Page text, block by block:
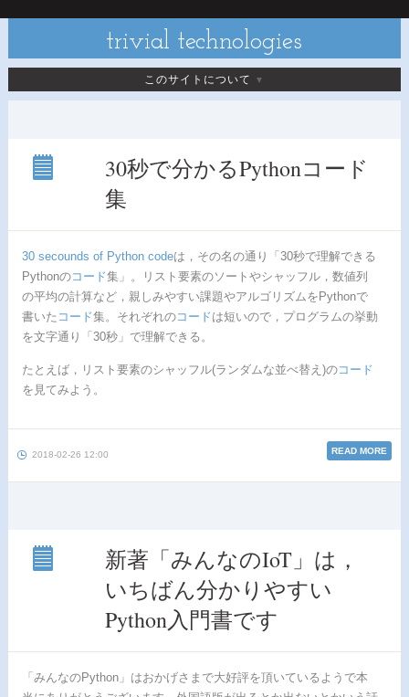
trivial technologies
このサイトについて
コー
ド集
30秒で分かるPythonコード
集
30 secounds of Python codeは，その名の通り「30秒で理解できる
Pythonのコード集」。リスト要素のソートやシャッフル，数値列
の平均の計算など，親しみやすい課題やアルゴリズムをPythonで
書いた コード集。それぞれのコードは短いので，プログラムの挙動
を文字通り「30秒」で理解できる。
たとえば，リスト要素のシャッフル(ランダムな並べ替え)のコード
を見てみよう。
2018-02-26 12:00 READ MORE
IoT」
いち
新著「みんなのIoT」は，
いちばん分かりやすい
Python入門書です
「みんなのPython」はおかげさまで大好評を頂いているようで本